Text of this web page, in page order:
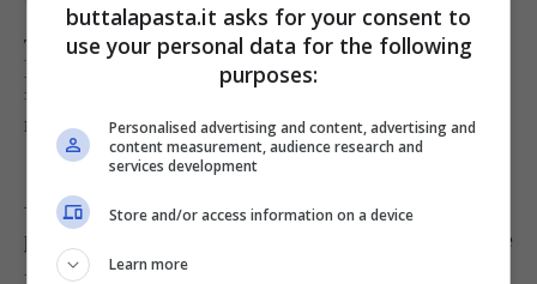
Tagliate l’ananas eliminando la buccia e riducete
la polpa a dadini
, pelate icetrioli
rondelle.
A questo punto
pezzetti
e
frullate.
buttalapasta.it asks for your consent to
use your personal data for the following
purposes:
Personalised advertising and content, advertising and
content measurement, audience research and
services development
Store and/or access information on a device
Learn more